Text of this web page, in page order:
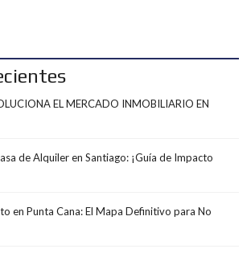
EL MERCADO INMOBILIARIO EN
de Alquiler en Santiago: ¡Guía de Impacto
en Punta Cana: El Mapa Definitivo para No